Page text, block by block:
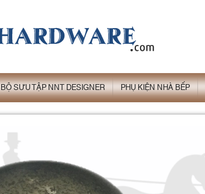
BỘ SƯU TẬP NNT DESIGNER PHỤ KIỆN NHÀ BẾP